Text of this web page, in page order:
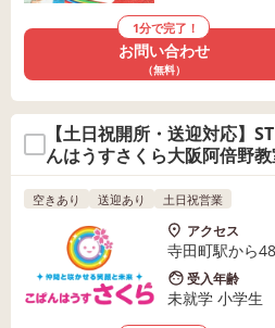
1分で完了！
お問い合わせ
（無料）
【土日祝開所・送迎対応】
んはうすさくら大阪阿倍野
空きあり 送迎あり 土日祝営業
アクセス
寺田町駅から
受入年齢
未就学 小学生